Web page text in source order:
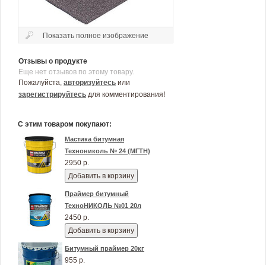
Показать полное изображение
Отзывы о продукте
Еще нет отзывов по этому товару.
Пожалуйста, авторизуйтесь или
зарегистрируйтесь для комментирования!
С этим товаром покупают:
Мастика битумная
Технониколь № 24 (МГТН)
2950 р.
Добавить в корзину
Праймер битумный
ТехноНИКОЛЬ №01 20л
2450 р.
Добавить в корзину
Битумный праймер 20кг
955 р.